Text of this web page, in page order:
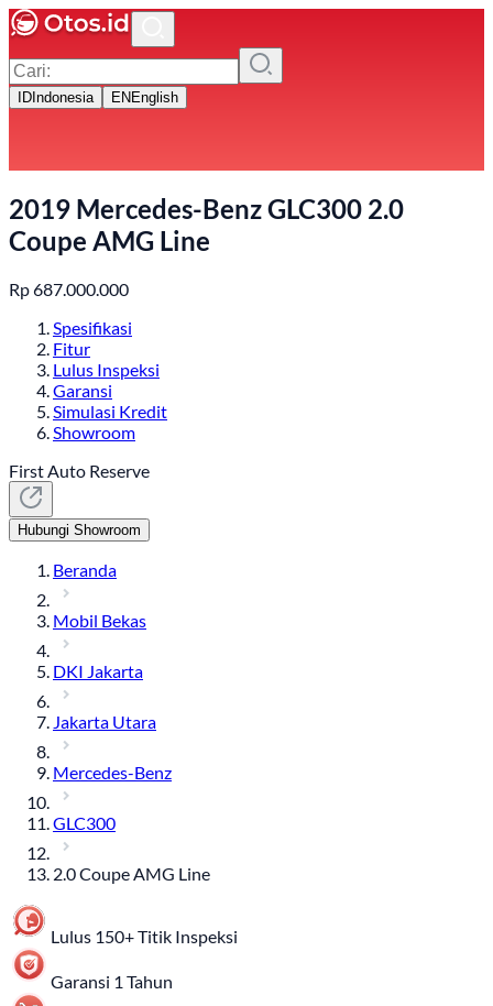
ID Indonesia EN English
2019 Mercedes-Benz GLC300 2.0
Coupe AMG Line
Rp687.000.000
Spesifikasi
Fitur
Lulus Inspeksi
Garansi
Simulasi Kredit
Showroom
First Auto Reserve
Hubungi Showroom
Beranda
Mobil Bekas
DKI Jakarta
Jakarta Utara
Mercedes-Benz
GLC300
2.0 Coupe AMG Line
Lulus 150+ Titik Inspeksi
Garansi 1 Tahun